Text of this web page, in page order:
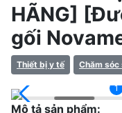
HÃNG]
gối
Thiết bị y tế Chăm
1
Mô tả sản phẩm: